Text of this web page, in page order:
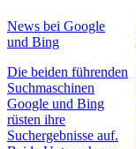
News bei Google
und Bing
Die beiden führenden
Suchmaschinen
Google und Bing
rüsten ihre
Suchergebnisse auf.